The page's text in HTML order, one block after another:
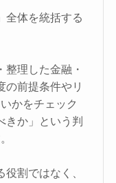
全体を統括する
理した金融・
の前提条件やリ
かをチェック
きか」という判
割ではなく、